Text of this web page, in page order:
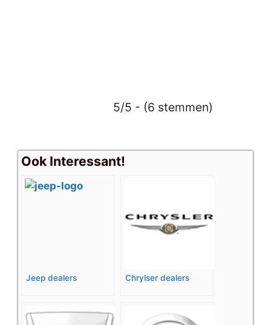
5/5 - (6 stemmen)
Ook Interessant!
Jeep dealers Chrylser dealers